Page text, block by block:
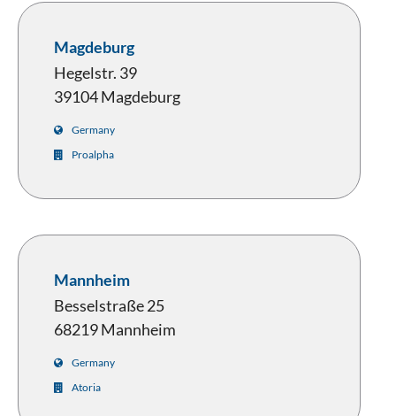
Magdeburg
Hegelstr. 39
39104 Magdeburg
Germany
Proalpha
Mannheim
Besselstraße 25
68219 Mannheim
Germany
Atoria